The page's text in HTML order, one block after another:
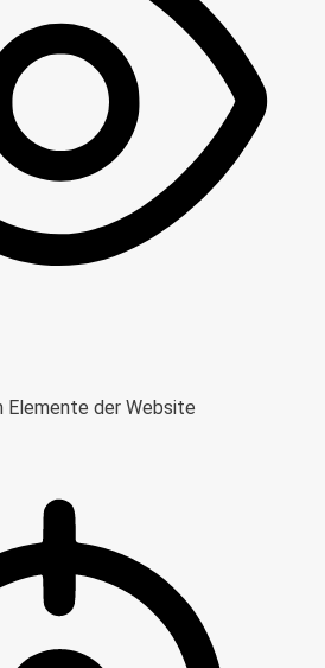
Elemente der Website